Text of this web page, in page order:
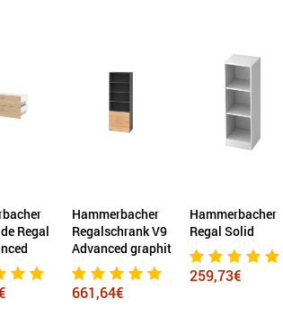
Regal
Hammerbacher
Regalschrank V9
Advanced graphit
661,64€
Hammerbacher
Regal Solid
259,73€